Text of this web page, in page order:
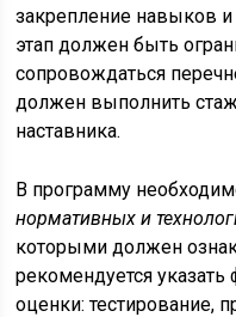
закрепление навыков
этап должен быть
сопровождаться
должен выполнить
наставника.
В программу
нормативных и
которыми должен
рекомендуется
оценки: тестирование,